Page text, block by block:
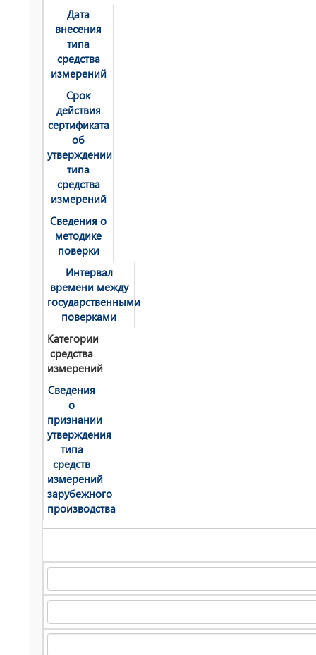
Дата
внесения
типа
средства
измерений
Срок
действия
сертификата
об
утверждении
типа
средства
измерений
Сведения о
методике
поверки
Интервал
времени между
государственными
поверками
Категории
средства
измерений
Сведения
о
признании
утверждения
типа
средств
измерений
зарубежного
производства